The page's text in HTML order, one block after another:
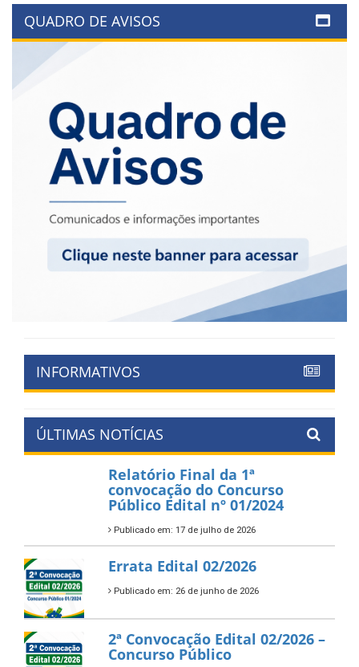
QUADRO DE AVISOS
INFORMATIVOS
ÚLTIMAS NOTÍCIAS
Relatório Final da 1ª
convocação do Concurso
Público Edital nº 01/2024
Publicado em: 17 de julho de 2026
Errata Edital 02/2026
Publicado em: 26 de junho de 2026
2ª Convocação Edital 02/2026 –
Concurso Público